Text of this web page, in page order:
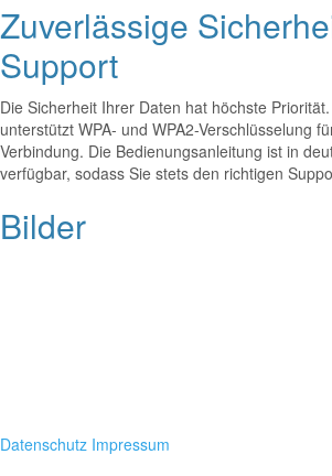
Zuverlässige
Support
Die Sicherheit Ihrer Daten hat höchste
unterstützt WPA- und WPA2-Verschlüsselung
Verbindung. Die Bedienungsanleitung ist in
verfügbar, sodass Sie stets den richtigen
Bilder
Datenschutz Impressum